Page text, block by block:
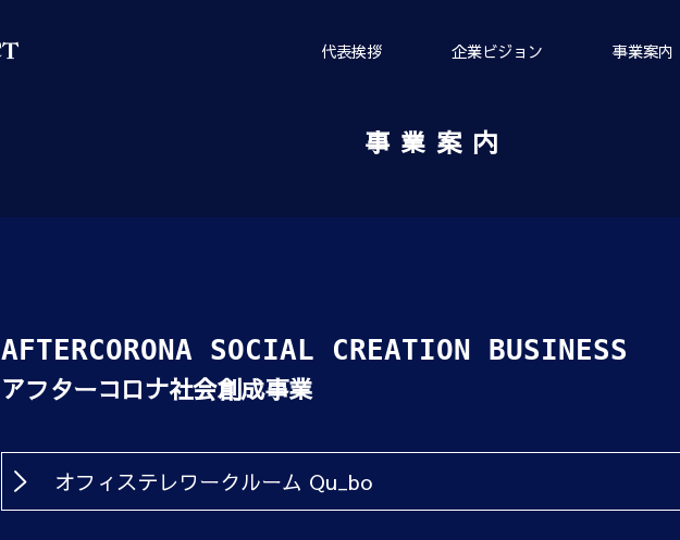
代表挨拶 企業ビジョン 事業案内
事業案内
AFTERCORONA SOCIAL CREATION BUSINESS
アフターコロナ社会創成事業
オフィステレワークルーム Qu_bo